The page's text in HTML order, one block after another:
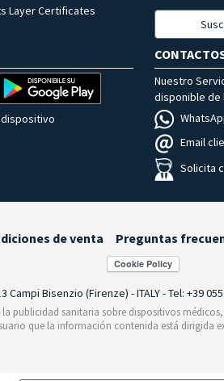
Layer Certificates
dispositivo
Nuestro
disponible de
Email
Solicita
de venta Preguntas
Campi Bisenzio (Firenze) - ITALY - Tel: +39
la publicidad sanitaria sobre dispositivos
que la información contenida está dirigida